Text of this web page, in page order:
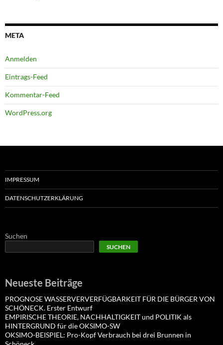
META
Anmelden
Eintrags-Feed
Kommentar-Feed
WordPress.org
IMPRESSUM
DATENSCHUTZERKLÄRUNG
Suchen
SUCHEN
Neueste Beiträge
PROGNOSE WASSERVERVERFÜGBARKEIT FÜR DIE BÜRGER VON
SCHÖNECK. Erster Entwurf
EMPIRISCHE THEORIE, NACHHALTIGKEIT und POLITIK als
HINTERGRUND für die OKSIMO-SW
OKSIMO-BEISPIEL: Pro-Kopf Verbrauch bei drei Brunnen in